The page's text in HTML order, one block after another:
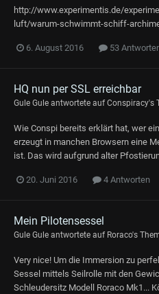
http://www.experimentis.de/
luft/warum-schwimmt-schiff-
6. August 2016 53
HQ nun per SSL erreichbar
Gule Gule antwortete aufConspiracy's
Wie Conspi bereits erklärt hat, wer
erzeugt in manchen Browsern eine
ist. Das wird aufgrund alter
20. Juni 2016 4 Antworten
Mein Pilotensessel
Gule Gule antwortete auf Roraco's
Very nice! Um die Immersion zu
Sessel mittels Seilrolle mit den
Schleudersitz Modell Roraco Mk1...